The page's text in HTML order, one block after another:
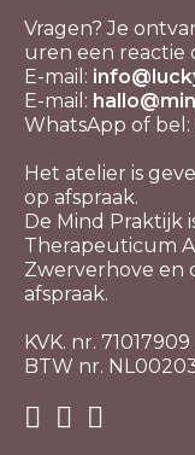
Vragen? Je
uren een reactie
E-mail:
E-mail:
WhatsApp of bel:
Het atelier is
op afspraak.
De Mind Praktijk
Therapeuticum
Zwerverhove en
afspraak.
KVK. nr. 71017909
BTW nr.